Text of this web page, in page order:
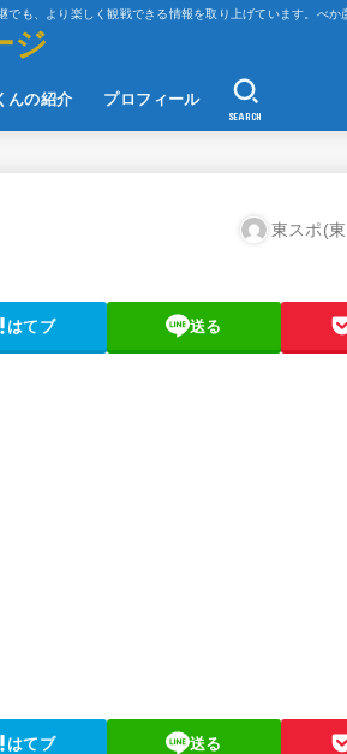
も、より楽しく観戦できる情報を取り上げています。べか
ジ
んの紹介 プロフィール
SEARCH
東スポ(
はてブ 送る
はてブ 送る